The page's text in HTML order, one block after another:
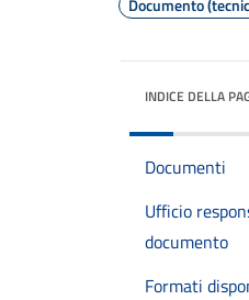
Documento
INDICE DELLA
Documenti
Ufficio
documento
Formati